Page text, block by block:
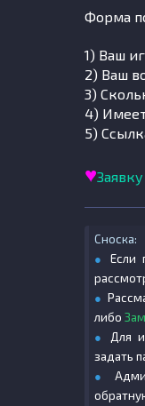
Форма
1) Ваш
2) Ваш
3)
4)
5)
♥
Сноска:
●Если
●
либо
●
Для
задать
●